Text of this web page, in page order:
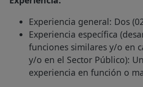
Experiencia general: Dos
Experiencia específica
funciones similares y/o en
y/o en el Sector Público):
experiencia en función o